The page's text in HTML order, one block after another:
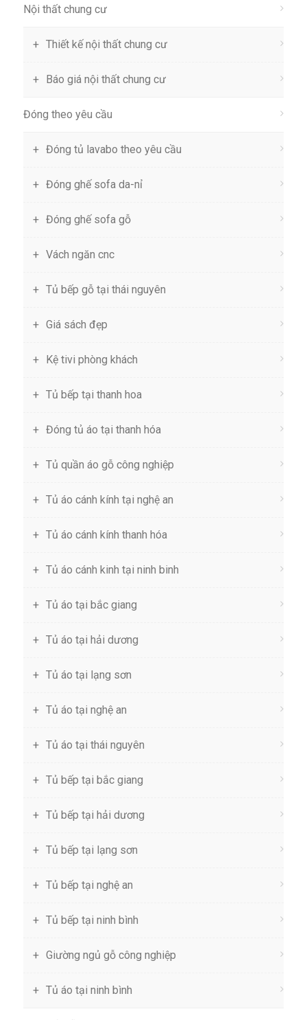
Nội thất chung cư
Thiết kế nội thất chung cư
Báo giá nội thất chung cư
Đóng theo yêu cầu
Đóng tủ lavabo theo yêu cầu
Đóng ghế sofa da-nỉ
Đóng ghế sofa gỗ
Vách ngăn cnc
Tủ bếp gỗ tại thái nguyên
Giá sách đẹp
Kệ tivi phòng khách
Tủ bếp tại thanh hoa
Đóng tủ áo tại thanh hóa
Tủ quần áo gỗ công nghiệp
Tủ áo cánh kính tại nghệ an
Tủ áo cánh kính thanh hóa
Tủ áo cánh kinh tại ninh binh
Tủ áo tại bắc giang
Tủ áo tại hải dương
Tủ áo tại lạng sơn
Tủ áo tại nghệ an
Tủ áo tại thái nguyên
Tủ bếp tại bắc giang
Tủ bếp tại hải dương
Tủ bếp tại lạng sơn
Tủ bếp tại nghệ an
Tủ bếp tại ninh bình
Giường ngủ gỗ công nghiệp
Tủ áo tại ninh bình